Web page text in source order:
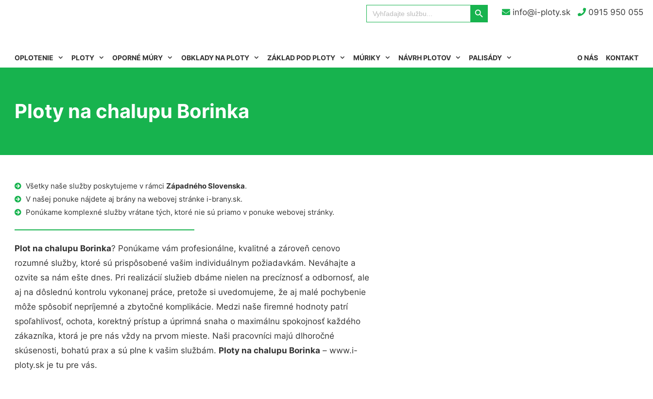
info@i-ploty.sk 0915 950 055
Search
for:
Search Button
OPLOTENIE PLOTY OPORNÉ MÚRY OBKLADY NA PLOTY ZÁKLAD POD PLOTY MÚRIKY NÁVRH PLOTOV PALISÁDY KONTAKT
O NÁS
Ploty na chalupu Borinka
Všetky naše služby poskytujeme v rámci Západného Slovenska.
V našej ponuke nájdete aj brány na webovej stránke i-brany.sk.
Ponúkame komplexné služby vrátane tých, ktoré nie sú priamo v ponuke webovej stránky.
Plot na chalupu Borinka? Ponúkame vám profesionálne, kvalitné a zároveň cenovo
rozumné služby, ktoré sú prispôsobené vašim individuálnym požiadavkám. Neváhajte a
ozvite sa nám ešte dnes. Pri realizácií služieb dbáme nielen na precíznosť a odbornosť, ale
aj na dôslednú kontrolu vykonanej práce, pretože si uvedomujeme, že aj malé pochybenie
môže spôsobiť nepríjemné a zbytočné komplikácie. Medzi naše firemné hodnoty patrí
spoľahlivosť, ochota, korektný prístup a úprimná snaha o maximálnu spokojnosť každého
zákazníka, ktorá je pre nás vždy na prvom mieste. Naši pracovníci majú dlhoročné
skúsenosti, bohatú prax a sú plne k vašim službám. Ploty na chalupu Borinka – www.i-
ploty.sk je tu pre vás.